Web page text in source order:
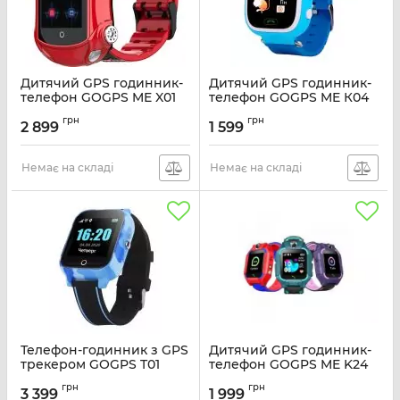
Дитячий GPS годинник-
телефон GOGPS ME X01
Артикул:
2 899 грн
Немає на складі
Дитячий GPS годинник-
телефон GOGPS ME К04
Артикул:
1 599 грн
Немає на складі
Телефон-годинник з GPS
трекером GOGPS T01
Артикул:
3 399 грн
Дитячий GPS годинник-
телефон GOGPS ME K24
Артикул:
1 999 грн